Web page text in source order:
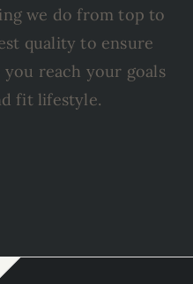
we do from top to
quality to ensure
you reach your goals
fit lifestyle.